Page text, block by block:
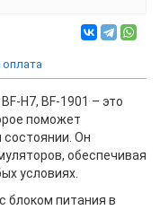
H7, BF-1901 – это
поможет
Он
обеспечивая
условиях.
блоком питания в